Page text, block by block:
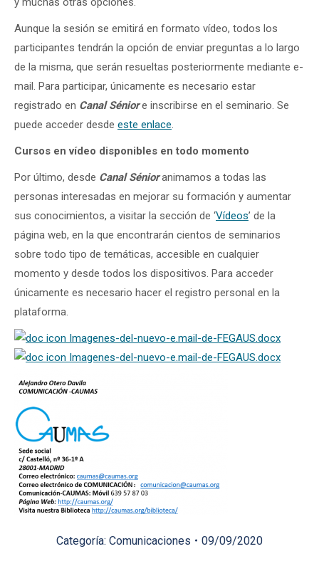
Aunque la sesión se emitirá en formato vídeo, todos los
participantes tendrán la opción de enviar preguntas a lo largo
de la misma, que serán resueltas posteriormente mediante e-
mail. Para participar, únicamente es necesario estar
registrado en Canal Séniore inscribirse en el seminario. Se
puede acceder desde este enlace.
Cursos en vídeo disponibles en todo momento
Por último, desde Canal Sénioranimamos a todas las
personas interesadas en mejorar su formación y aumentar
sus conocimientos, a visitar la sección de ‘Vídeos’ de la
página web, en la que encontrarán cientos de seminarios
sobre todo tipo de temáticas, accesible en cualquier
momento y desde todos los dispositivos. Para acceder
únicamente es necesario hacer el registro personal en la
plataforma.
Imagenes-del-nuevo-e.mail-de-FEGAUS.docx
Imagenes-del-nuevo-e.mail-de-FEGAUS.docx
Categoría: Comunicaciones 09/09/2020